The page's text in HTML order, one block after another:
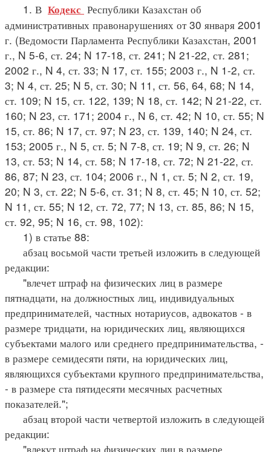
1. В Кодекс Республики Казахстан об
административных правонарушениях от 30 января 2001
г. (Ведомости Парламента Республики Казахстан, 2001
г., N 5-6, ст. 24; N 17-18, ст. 241; N 21-22, ст. 281;
2002 г., N 4, ст. 33; N 17, ст. 155; 2003 г., N 1-2, ст.
3; N 4, ст. 25; N 5, ст. 30; N 11, ст. 56, 64, 68; N 14,
ст. 109; N 15, ст. 122, 139; N 18, ст. 142; N 21-22, ст.
160; N 23, ст. 171; 2004 г., N 6, ст. 42; N 10, ст. 55; N
15, ст. 86; N 17, ст. 97; N 23, ст. 139, 140; N 24, ст.
153; 2005 г., N 5, ст. 5; N 7-8, ст. 19; N 9, ст. 26; N
13, ст. 53; N 14, ст. 58; N 17-18, ст. 72; N 21-22, ст.
86, 87; N 23, ст. 104; 2006 г., N 1, ст. 5; N 2, ст. 19,
20; N 3, ст. 22; N 5-6, ст. 31; N 8, ст. 45; N 10, ст. 52;
N 11, ст. 55; N 12, ст. 72, 77; N 13, ст. 85, 86; N 15,
ст. 92, 95; N 16, ст. 98, 102):
1) в статье 88:
абзац восьмой части третьей изложить в следующей
редакции:
"влечет штраф на физических лиц в размере
пятнадцати, на должностных лиц, индивидуальных
предпринимателей, частных нотариусов, адвокатов - в
размере тридцати, на юридических лиц, являющихся
субъектами малого или среднего предпринимательства, -
в размере семидесяти пяти, на юридических лиц,
являющихся субъектами крупного предпринимательства,
- в размере ста пятидесяти месячных расчетных
показателей.";
абзац второй части четвертой изложить в следующей
редакции:
"влекут штраф на физических лиц в размере